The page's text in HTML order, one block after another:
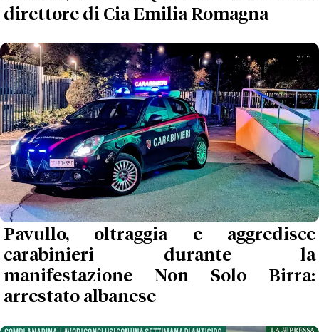
direttore di Cia Emilia Romagna
Pavullo, oltraggia e aggredisce
carabinieri durante la
manifestazione Non Solo Birra:
arrestato albanese